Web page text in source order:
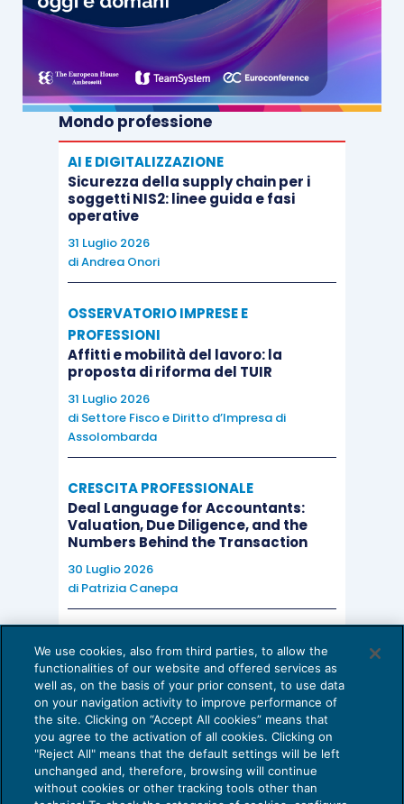
Mondo professione
AI E DIGITALIZZAZIONE
Sicurezza della supply chain per i
soggetti NIS2: linee guida e fasi
operative
31 Luglio 2026
diAndrea Onori
OSSERVATORIO IMPRESE E
PROFESSIONI
Affitti e mobilità del lavoro: la
proposta di riforma del TUIR
31 Luglio 2026
di Settore Fisco e Diritto d’Impresa di
Assolombarda
CRESCITA PROFESSIONALE
Deal Language for Accountants:
Valuation, Due Diligence, and the
Numbers Behind the Transaction
30 Luglio 2026
di Patrizia Canepa
EU AI Act e studi professionali: le
scadenze concrete
27 Luglio 2026
di Diego BarberieStefano Dovier
We use cookies, also from third parties, to allow the
functionalities of our website and offered services as
well as, on the basis of your prior consent, to use data
on your navigation activity to improve performance of
the site. Clicking on “Accept All cookies” means that
you agree to the activation of all cookies. Clicking on
"Reject All" means that the default settings will be left
unchanged and, therefore, browsing will continue
without cookies or other tracking tools other than